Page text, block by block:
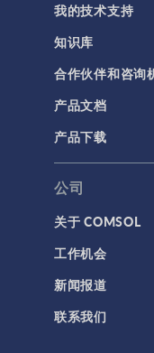
我的技术支持
知识库
合作伙伴和咨询
产品文档
产品下载
公司
关于 COMSOL
工作机会
新闻报道
联系我们